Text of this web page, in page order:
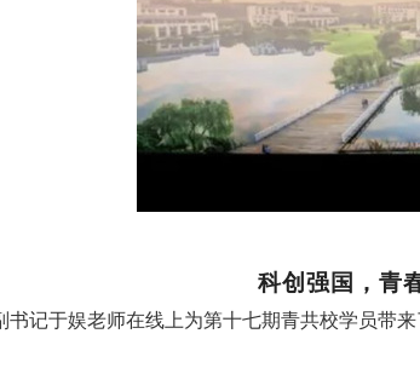
科创强国，青
书记于娱老师在线上为第十七期青共校学员带来